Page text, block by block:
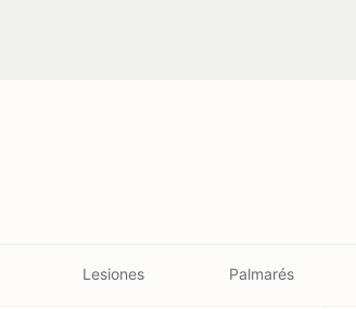
Lesiones Palmarés